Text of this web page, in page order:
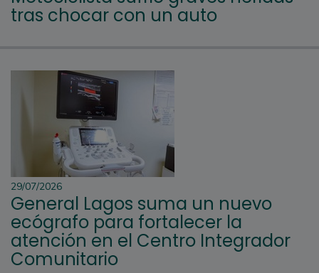
tras chocar con un auto
29/07/2026
General Lagos suma un nuevo
ecógrafo para fortalecer la
atención en el Centro Integrador
Comunitario